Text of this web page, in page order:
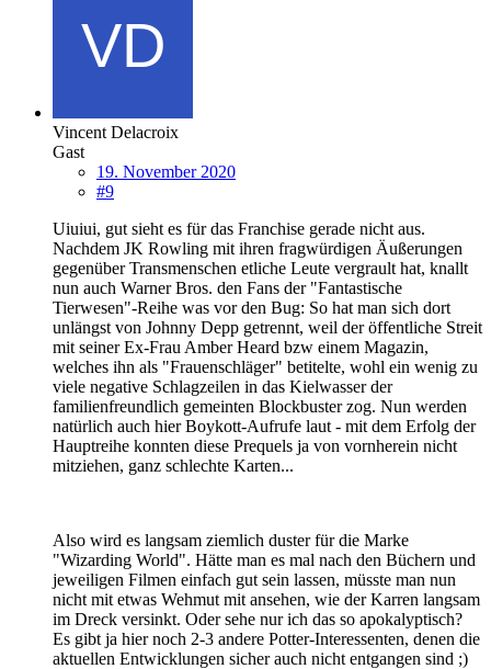
Vincent Delacroix
Gast
19. November 2020
#9
Uiuiui, gut sieht es für das Franchise gerade nicht aus.
Nachdem JK Rowling mit ihren fragwürdigen Äußerungen
gegenüber Transmenschen etliche Leute vergrault hat, knallt
nun auch Warner Bros. den Fans der "Fantastische
Tierwesen"-Reihe was vor den Bug: So hat man sich dort
unlängst von Johnny Depp getrennt, weil der öffentliche Streit
mit seiner Ex-Frau Amber Heard bzw einem Magazin,
welches ihn als "Frauenschläger" betitelte, wohl ein wenig zu
viele negative Schlagzeilen in das Kielwasser der
familienfreundlich gemeinten Blockbuster zog. Nun werden
natürlich auch hier Boykott-Aufrufe laut - mit dem Erfolg der
Hauptreihe konnten diese Prequels ja von vornherein nicht
mitziehen, ganz schlechte Karten...
Also wird es langsam ziemlich duster für die Marke
"Wizarding World". Hätte man es mal nach den Büchern und
jeweiligen Filmen einfach gut sein lassen, müsste man nun
nicht mit etwas Wehmut mit ansehen, wie der Karren langsam
im Dreck versinkt. Oder sehe nur ich das so apokalyptisch?
Es gibt ja hier noch 2-3 andere Potter-Interessenten, denen die
aktuellen Entwicklungen sicher auch nicht entgangen sind ;)